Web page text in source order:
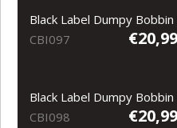
Black Label Dumpy Bobbin
CBI097
€20,99
Black Label Dumpy
CBI098
€20,99